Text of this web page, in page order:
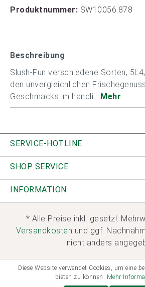
Produktnummer: SW10056.878
Beschreibung
Slush-Fun verschiedene Sorten,
den unvergleichlichen
Geschmacks im handli… Mehr
SERVICE-HOTLINE
SHOP SERVICE
INFORMATION
* Alle Preise inkl. gesetzl.
Versandkosten und ggf.
nicht anders
Diese Website verwendet Cookies, um eine
bieten zu können. Mehr